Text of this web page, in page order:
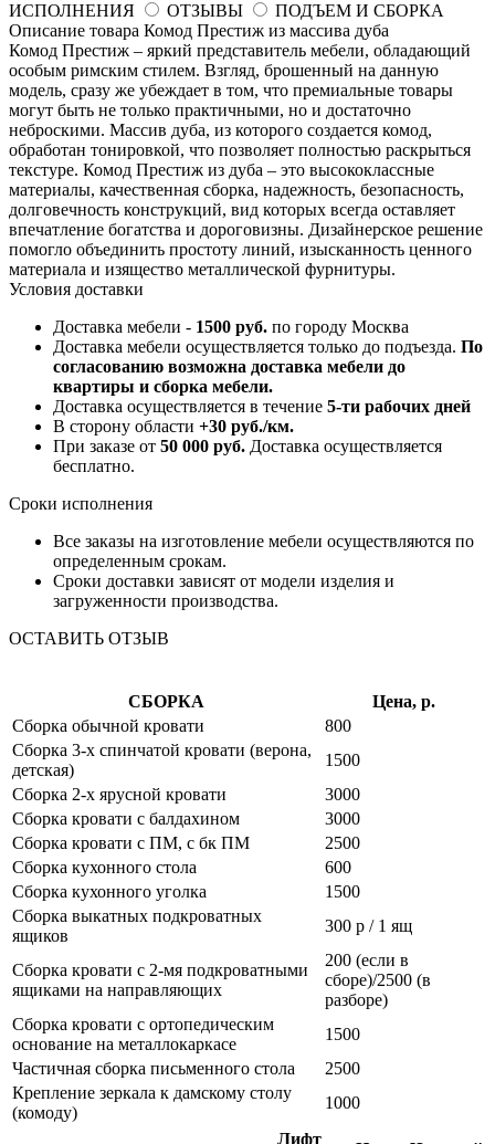
ИСПОЛНЕНИЯ
ОТЗЫВЫ
ПОДЪЕМ И СБОРКА
Описание товара Комод Престиж из массива дуба
Комод Престиж – яркий представитель мебели, обладающий
особым римским стилем. Взгляд, брошенный на данную
модель, сразу же убеждает в том, что премиальные товары
могут быть не только практичными, но и достаточно
неброскими. Массив дуба, из которого создается комод,
обработан тонировкой, что позволяет полностью раскрыться
текстуре. Комод Престиж из дуба – это высококлассные
материалы, качественная сборка, надежность, безопасность,
долговечность конструкций, вид которых всегда оставляет
впечатление богатства и дороговизны. Дизайнерское решение
помогло объединить простоту линий, изысканность ценного
материала и изящество металлической фурнитуры.
Условия доставки
Доставка мебели - 1500 руб. по городу Москва
Доставка мебели осуществляется только до подъезда. По
согласованию возможна доставка мебели до
квартиры и сборка мебели.
Доставка осуществляется в течение 5-ти рабочих дней
В сторону области +30 руб./км.
При заказе от 50 000 руб. Доставка осуществляется
бесплатно.
Сроки исполнения
Все заказы на изготовление мебели осуществляются по
определенным срокам.
Сроки доставки зависят от модели изделия и
загруженности производства.
ОСТАВИТЬ ОТЗЫВ
СБОРКА
Цена, р.
Сборка обычной кровати
800
Сборка 3-х спинчатой кровати (верона,
детская)
1500
Сборка 2-х ярусной кровати
3000
Сборка кровати с балдахином
3000
Сборка кровати с ПМ, с бк ПМ
2500
Сборка кухонного стола
600
Сборка кухонного уголка
1500
Сборка выкатных подкроватных
ящиков
300 р / 1 ящ
Сборка кровати с 2-мя подкроватными
ящиками на направляющих
200 (если в
сборе)/2500 (в
разборе)
Сборка кровати с ортопедическим
основание на металлокаркасе
1500
Частичная сборка письменного стола
2500
Крепление зеркала к дамскому столу
(комоду)
1000
Лифт